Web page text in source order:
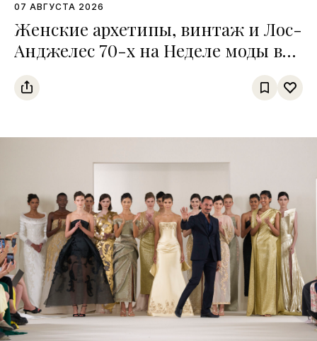
07 АВГУСТА 2026
Женские архетипы, винтаж и Лос-
Анджелес 70-х на Неделе моды в
Копенгагене